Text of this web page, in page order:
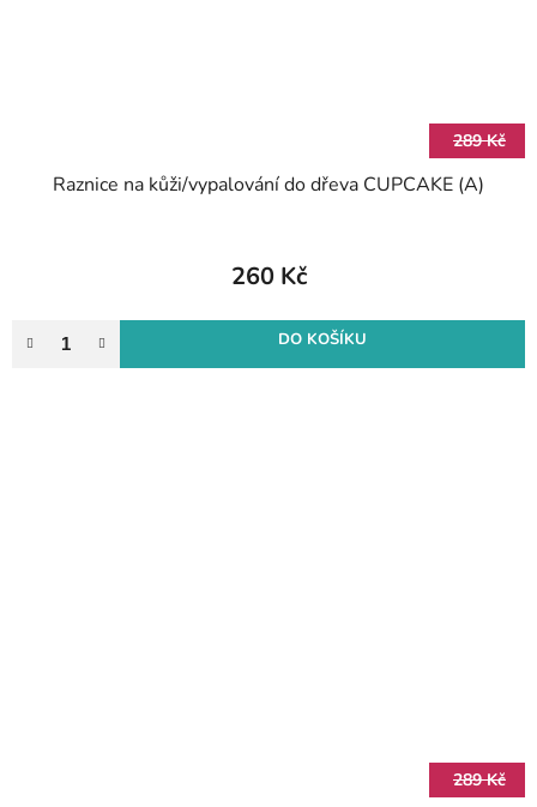
289 Kč
Raznice na kůži/vypalování do dřeva CUPCAKE (A)
260 Kč
DO KOŠÍKU
289 Kč